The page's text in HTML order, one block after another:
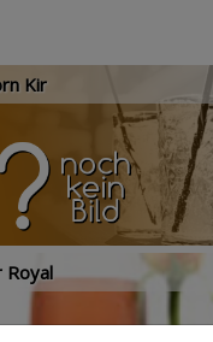
Kir
Royal